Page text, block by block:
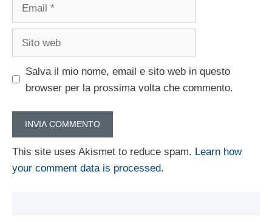
Sito
Salva il mio nome, email e sito web in questo
browser per la prossima volta che commento.
This site uses Akismet to reduce spam. Learn how
your comment data is processed.